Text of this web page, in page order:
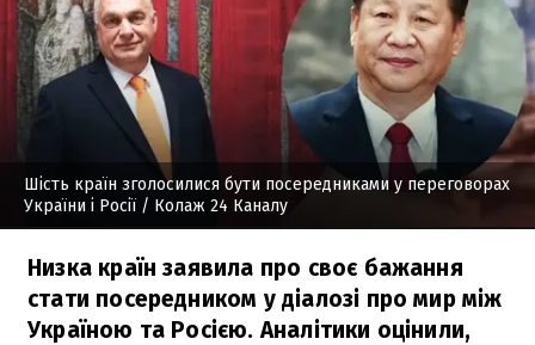
Шість країн зголосилися бути посередниками у переговорах
України і Росії / Колаж 24 Каналу
Низка країн заявила про своє бажання
стати посередником у діалозі про мир між
Україною та Росією. Аналітики оцінили,